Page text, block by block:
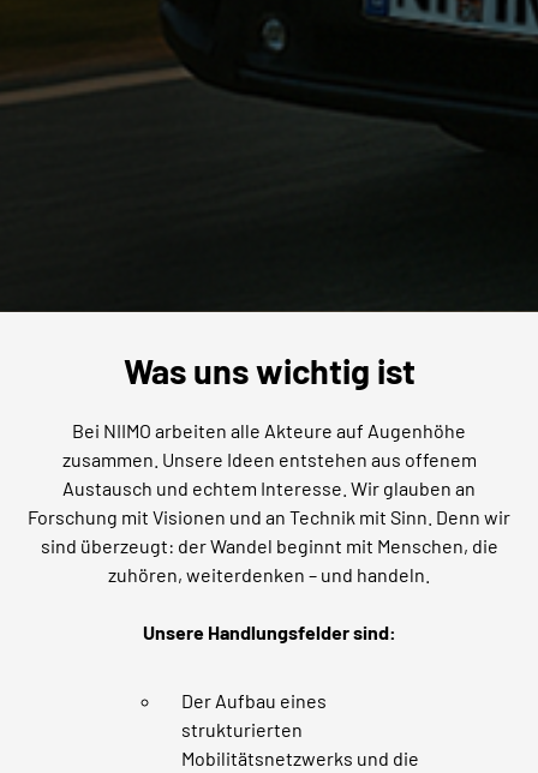
Was uns wichtig ist
Bei NIIMO arbeiten alle Akteure auf Augenhöhe
zusammen. Unsere Ideen entstehen aus offenem
Austausch und echtem Interesse. Wir glauben an
Forschung mit Visionen und an Technik mit Sinn. Denn wir
sind überzeugt: der Wandel beginnt mit Menschen, die
zuhören, weiterdenken – und handeln.
Unsere Handlungsfelder sind:
Der Aufbau eines
strukturierten
Mobilitätsnetzwerks und die